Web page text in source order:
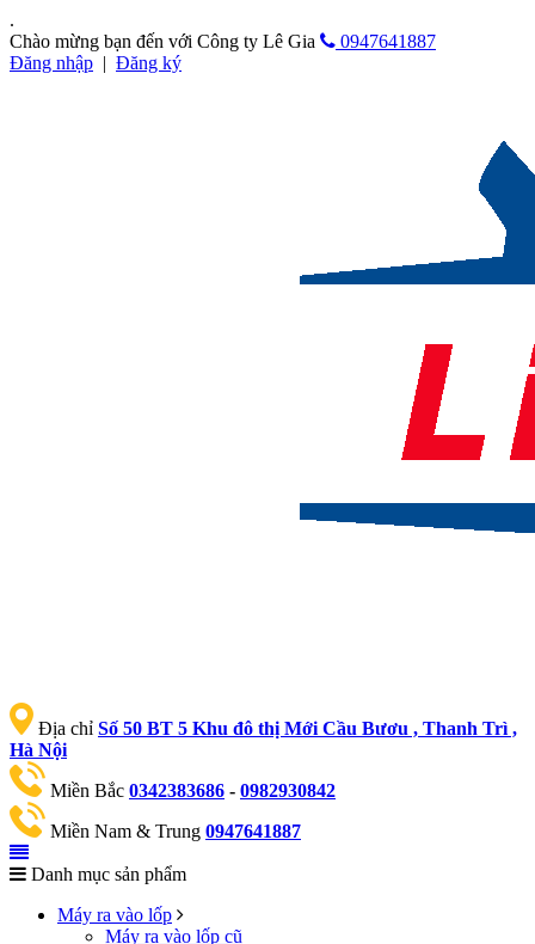
.
Chào mừng bạn đến với Công ty Lê Gia
0947641887
Đăng nhập | Đăng ký
Địa chỉ Số 50 BT 5 Khu đô thị Mới Cầu Bươu , Thanh Trì ,
Hà Nội
Miền Bắc 0342383686 - 0982930842
Miền Nam & Trung 0947641887
Danh mục sản phẩm
Máy ra vào lốp
Máy ra vào lốp cũ